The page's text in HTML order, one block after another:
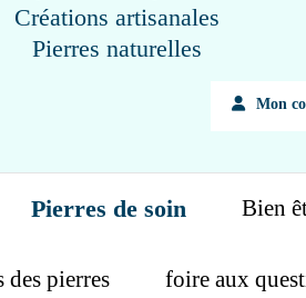
Créations artisanales
Pierres naturelles
Mon
Pierres de soin Bien
des pierres foire aux